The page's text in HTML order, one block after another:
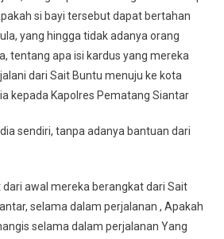
si bayi tersebut dapat bertahan
yang hingga tidak adanya orang
tentang apa isi kardus yang mereka
dari Sait Buntu menuju ke kota
kepada Kapolres Pematang Siantar
sendiri, tanpa adanya bantuan dari
awal mereka berangkat dari Sait
selama dalam perjalanan , Apakah
selama dalam perjalanan Yang